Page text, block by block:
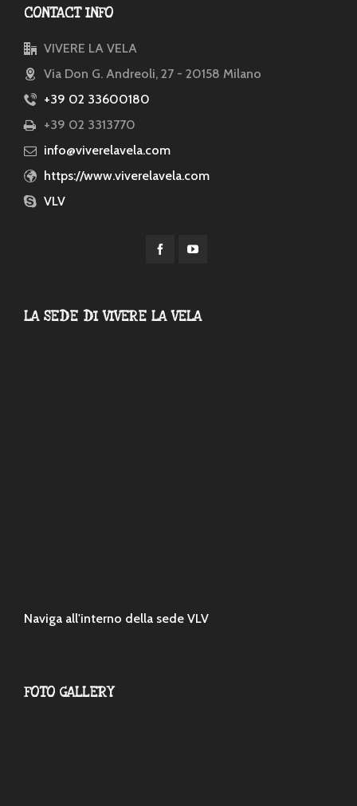
CONTACT INFO
VIVERE LA VELA
Via Don G. Andreoli, 27 - 20158 Milano
+39 02 33600180
+39 02 3313770
info@viverelavela.com
https://www.viverelavela.com
VLV
LA SEDE DI VIVERE LA VELA
Naviga all'interno della sede VLV
FOTO GALLERY